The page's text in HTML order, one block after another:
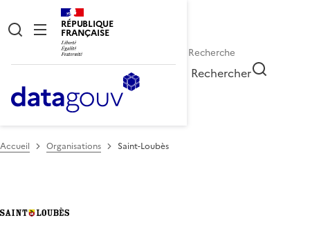
RÉPUBLIQUE
FRANÇAISE
Rechercher
Accueil Organisations Saint-Loubès